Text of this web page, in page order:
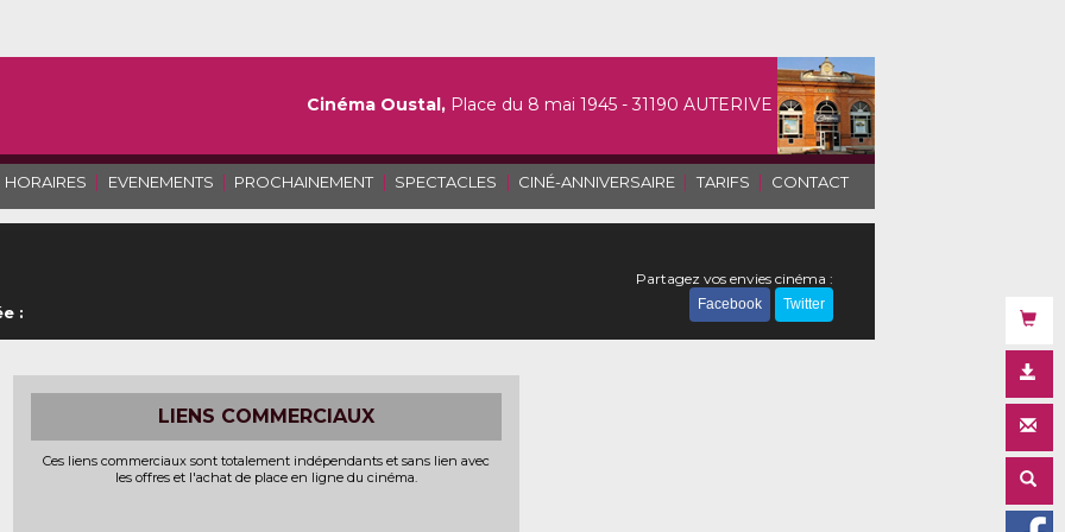
HORAIRES | EVENEMENTS | PROCHAINEMENT | SPECTACLES | CINÉ-ANNIVERSAIRE | TARIFS | CONTACT
Cinéma Oustal, Place du 8 mai 1945 - 31190 AUTERIVE
:
Partagez vos envies cinéma :
Facebook Twitter
LIENS COMMERCIAUX
Ces liens commerciaux sont totalement indépendants et sans lien avec
les offres et l'achat de place en ligne du cinéma.